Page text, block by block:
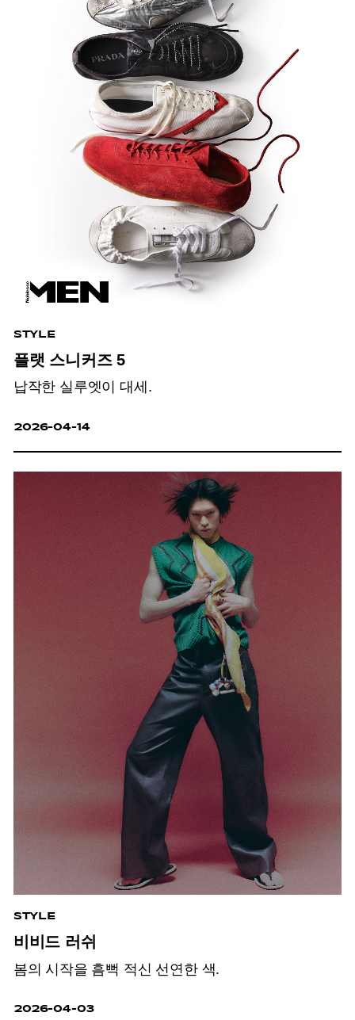
STYLE
플랫 스니커즈 5
납작한 실루엣이 대세.
2026-04-14
STYLE
비비드 러쉬
봄의 시작을 흠뻑 적신 선연한 색.
2026-04-03